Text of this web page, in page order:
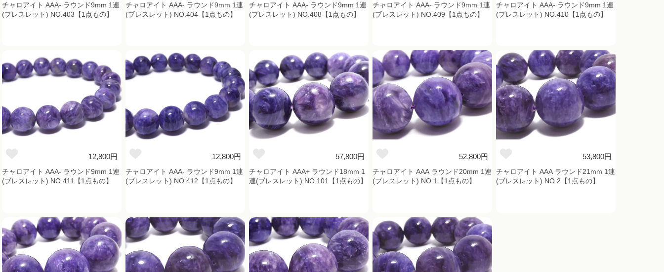
チャロアイト AAA- ラウンド9mm 1連
(ブレスレット) NO.403【1点もの】
チャロアイト AAA- ラウンド9mm 1連
(ブレスレット) NO.404【1点もの】
チャロアイト AAA- ラウンド9mm 1連
(ブレスレット) NO.408【1点もの】
チャロアイト AAA- ラウンド9mm 1連
(ブレスレット) NO.409【1点もの】
チャロアイト AAA- ラウンド9mm 1連
(ブレスレット) NO.410【1点もの】
12,800円
チャロアイト AAA- ラウンド9mm 1連
(ブレスレット) NO.411【1点もの】
12,800円
チャロアイト AAA- ラウンド9mm 1連
(ブレスレット) NO.412【1点もの】
57,800円
チャロアイト AAA+ ラウンド18mm 1
連(ブレスレット) NO.101【1点もの】
52,800円
チャロアイト AAA ラウンド20mm 1連
(ブレスレット) NO.1【1点もの】
53,800円
チャロアイト AAA ラウンド21mm 1連
(ブレスレット) NO.2【1点もの】